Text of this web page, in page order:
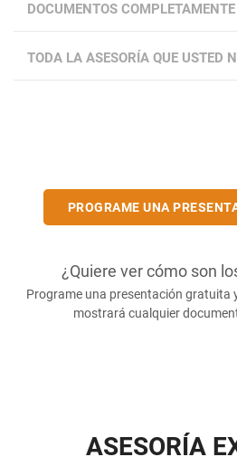
DOCUMENTOS
TODA LA ASESORÍA QUE USTED
PROGRAME UNA
¿Quiere ver cómo son
Programe una presentación gratuita
mostrará cualquier
ASESORÍA